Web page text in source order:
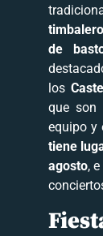
de
los
que son
equipo y
tiene
agosto,